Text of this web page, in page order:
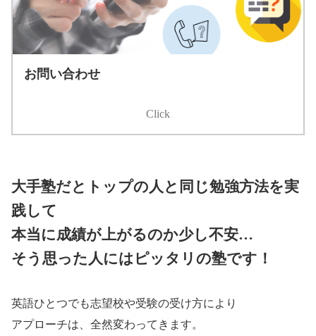
お問い合わせ
Click
大手塾だとトップの人と同じ勉強方法を実
践して
本当に成績が上がるのか少し不安…
そう思った人にはピッタリの塾です！
英語ひとつでも志望校や受験の受け方により
アプローチは、全然変わってきます。